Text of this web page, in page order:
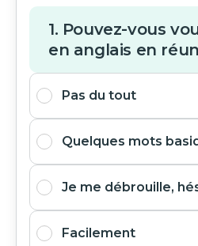
1. Pouvez-vous
en anglais en
Pas du tout
Quelques mots
Je me débrouille,
Facilement